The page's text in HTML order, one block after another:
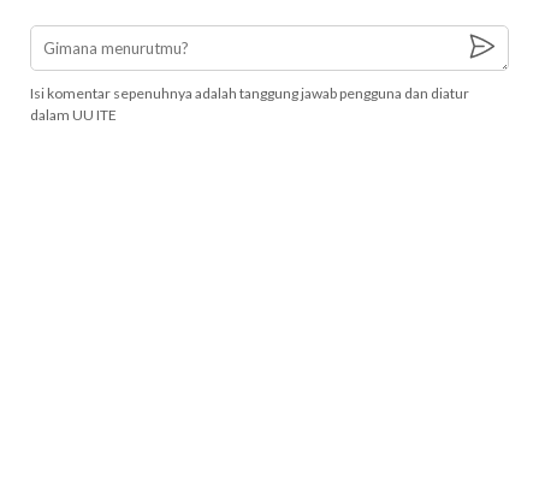
Isi komentar sepenuhnya adalah tanggung jawab pengguna dan diatur
dalam UU ITE